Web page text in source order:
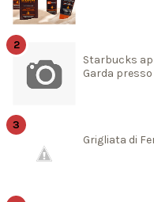
Starbucks
Garda
Grigliata di